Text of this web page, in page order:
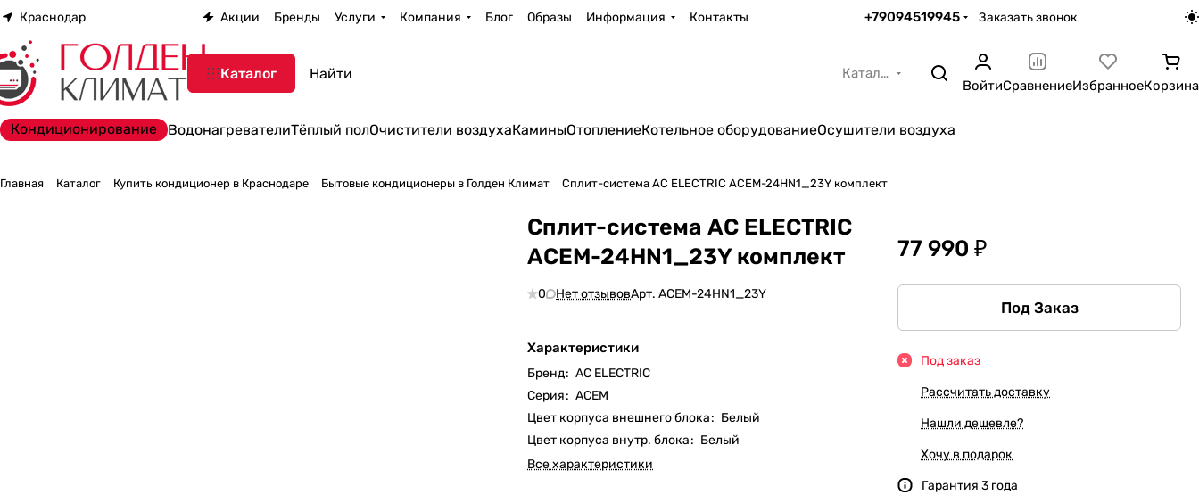
Краснодар Акции Бренды Услуги Компания Блог Образы Информация Контакты +79094519945 Заказать звонок
Каталог Каталог
ВойтиСравнениеИзбранноеКорзина
Кондиционирование ВодонагревателиТёплый полОчистители воздухаКаминыОтоплениеКотельное оборудованиеОсушители воздуха
Главная Каталог Купить кондиционер в Краснодаре Бытовые кондиционеры в Голден Климат Сплит-система AC ELECTRIC ACEM-24HN1_23Y комплект
Сплит-система AC ELECTRIC
ACEM-24HN1_23Y комплект
0 Нет отзывовАрт.ACEM-24HN1_23Y
Характеристики
Бренд: AC ELECTRIC
Серия: ACEM
Цвет корпуса внешнего блока: Белый
Цвет корпуса внутр. блока: Белый
Все характеристики
77 990 ₽
Под Заказ
Под заказ
Рассчитать доставку
Нашли дешевле?
Хочу в подарок
Гарантия 3 года